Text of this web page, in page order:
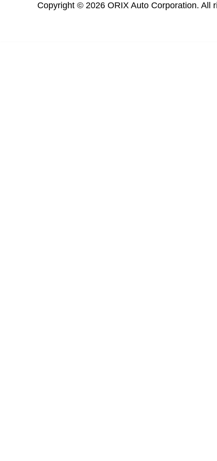
Copyright © 2026 ORIX Auto Corporation. All